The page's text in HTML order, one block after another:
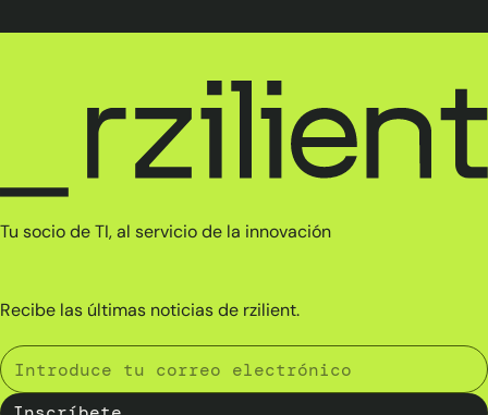
Tu socio de TI, al servicio de la innovación
Recibe las últimas noticias de rzilient.